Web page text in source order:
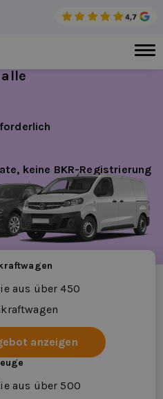
keine BKR-Registrierung
aus über 450
anzeigen
aus über 500